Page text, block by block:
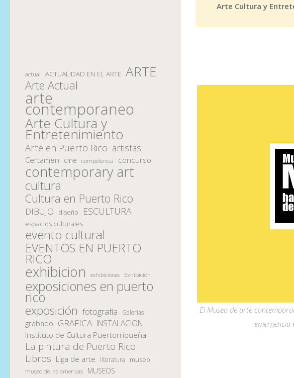
Arte Cultura y
El Museo de arte
actual ACTUALIDAD EN EL ARTE ARTE
Arte Actual
arte
contemporaneo
Arte Cultura y
Entretenimiento
Arte en Puerto Rico artistas
Certamen cine competencia concurso
contemporary art
cultura
Cultura en Puerto Rico
DIBUJO diseño ESCULTURA
espacios culturales
evento cultural
EVENTOS EN PUERTO
RICO
exhibicion exhibiciones Exhibición
exposiciones en puerto
rico
exposición fotografía Galerias
grabado GRAFICA INSTALACION
Instituto de Cultura Puertorriqueña
La pintura de Puerto Rico
Libros Liga de arte literatura museo
museo de las americas MUSEOS